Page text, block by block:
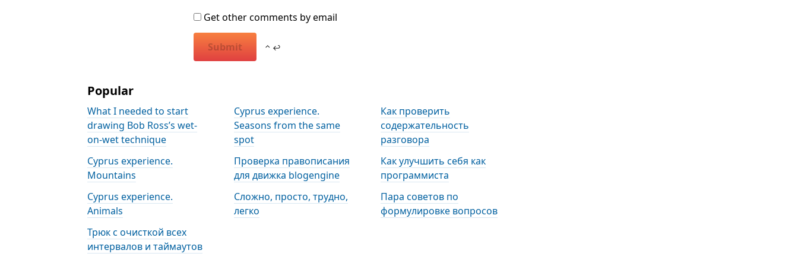
Get other comments by email
Submit ⌃ ↩
Popular
What I needed to start
drawing Bob Ross’s wet-
on-wet technique
Cyprus experience.
Mountains
Cyprus experience.
Animals
Трюк с очисткой всех
интервалов и таймаутов
Cyprus experience.
Seasons from the same
spot
Проверка правописания
для движка blogengine
Сложно, просто, трудно,
легко
Как проверить
содержательность
разговора
Как улучшить себя как
программиста
Пара советов по
формулировке вопросов